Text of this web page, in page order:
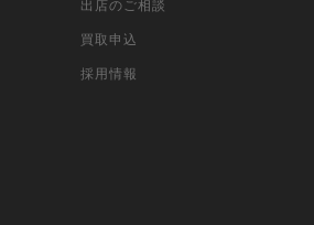
出店のご相談
買取申込
採用情報